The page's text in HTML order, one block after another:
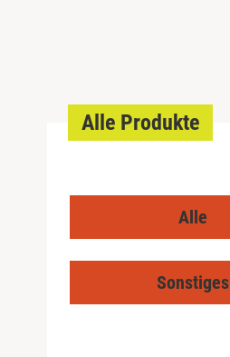
Alle Produkte
Alle
Sonstiges